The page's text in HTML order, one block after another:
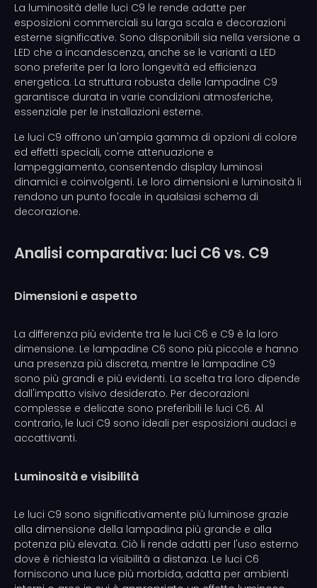
La luminosità delle luci C9 le rende adatte per
esposizioni commerciali su larga scala e decorazioni
esterne significative. Sono disponibili sia nella versione a
LED che a incandescenza, anche se le varianti a LED
sono preferite per la loro longevità ed efficienza
energetica. La struttura robusta delle lampadine C9
garantisce durata in varie condizioni atmosferiche,
essenziale per le installazioni esterne.
Le luci C9 offrono un'ampia gamma di opzioni di colore
ed effetti speciali, come attenuazione e
lampeggiamento, consentendo display luminosi
dinamici e coinvolgenti. Le loro dimensioni e luminosità li
rendono un punto focale in qualsiasi schema di
decorazione.
Analisi comparativa: luci C6 vs. C9
Dimensioni e aspetto
La differenza più evidente tra le luci C6 e C9 è la loro
dimensione. Le lampadine C6 sono più piccole e hanno
una presenza più discreta, mentre le lampadine C9
sono più grandi e più evidenti. La scelta tra loro dipende
dall'impatto visivo desiderato. Per decorazioni
complesse e delicate sono preferibili le luci C6. Al
contrario, le luci C9 sono ideali per esposizioni audaci e
accattivanti.
Luminosità e visibilità
Le luci C9 sono significativamente più luminose grazie
alla dimensione della lampadina più grande e alla
potenza più elevata. Ciò li rende adatti per l'uso esterno
dove è richiesta la visibilità a distanza. Le luci C6
forniscono una luce più morbida, adatta per ambienti